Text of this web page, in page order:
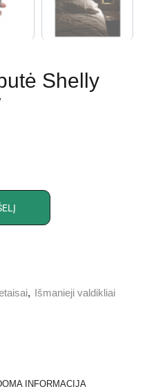
Shelly
,
Išmanieji valdikliai
INFORMACIJA